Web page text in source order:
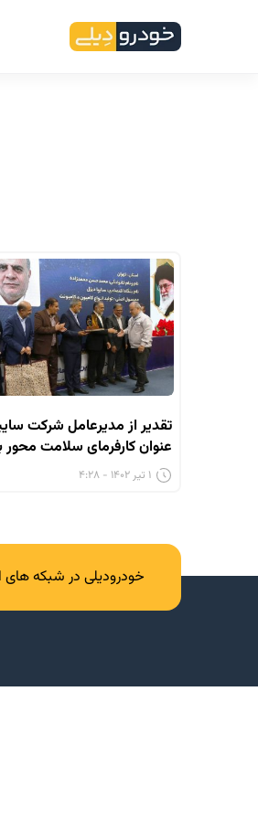
تقدیر از مدیرعامل شرکت
عنوان کارفرمای سلامت محور
۱ تیر ۱۴۰۲ - ۴:۲۸
خودرودیلی در شبکه های